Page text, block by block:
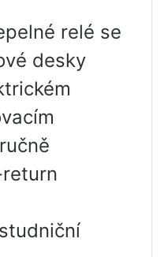
relé se
desky